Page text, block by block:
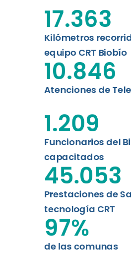
Leer más
Kilómetros
equipo CRT Biobío
17.363
Atenciones de
10.846
Funcionarios del
capacitados
1.209
Prestaciones de
tecnología CRT
45.053
de las comunas
97%